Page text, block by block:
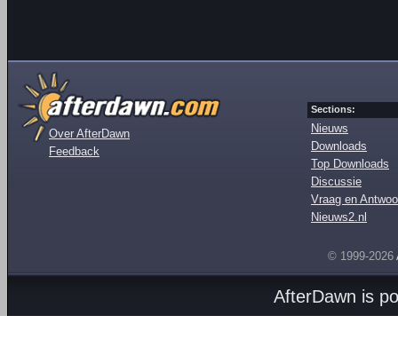
Over AfterDawn
Feedback
Sections:
Nieuws
Downloads
Top Downloads
Discussie
Vraag en
Nieuws2.nl
© 1999-2026
AfterDawn is